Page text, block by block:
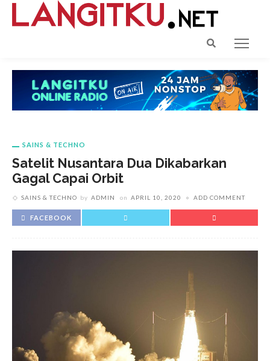
SAINS & TECHNO
Satelit Nusantara Dua Dikabarkan
Gagal Capai Orbit
SAINS & TECHNO by ADMIN on APRIL 10, 2020 ADD COMMENT
FACEBOOK